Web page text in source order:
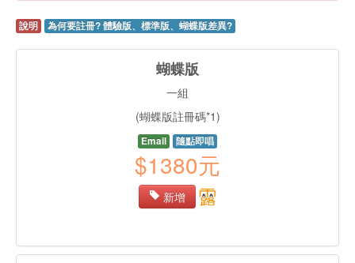
說明 為何要註冊? 體驗版、標準版、蝴蝶版差異?
蝴蝶版
一組
(蝴蝶版註冊碼*1)
Email 隨點即唱
$1380元
新增